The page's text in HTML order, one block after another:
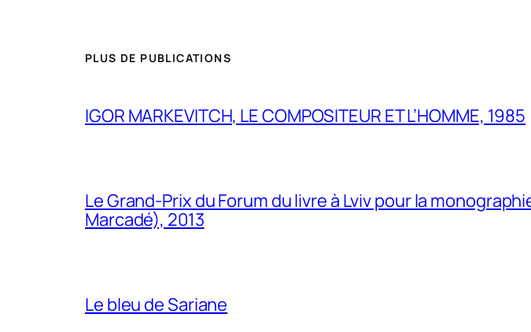
PLUS DE PUBLICATIONS
IGOR MARKEVITCH, LE COMPOSITEUR ET L’HOMME, 1985
Le Grand-Prix du Forum du livre à Lviv pour la
Marcadé), 2013
Le bleu de Sariane